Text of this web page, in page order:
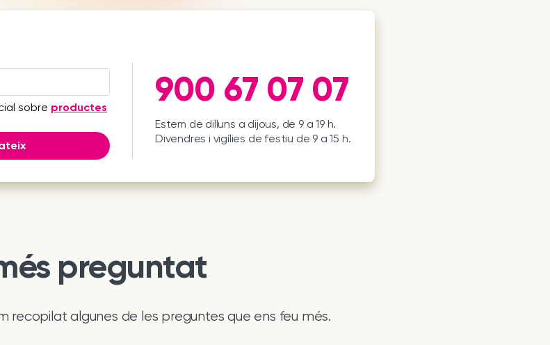
sobre productes
900 67 07 07
Estem de dilluns a dijous, de 9 a 19 h.
Divendres i vigílies de festiu de 9 a 15 h.
preguntat
recopilat algunes de les preguntes que ens feu més.